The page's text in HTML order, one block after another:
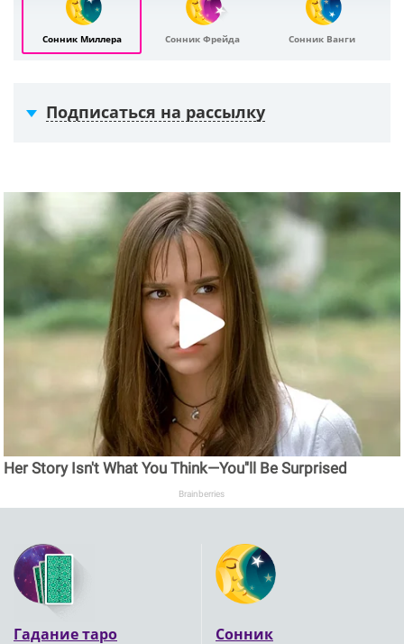
Сонник Миллера Сонник Фрейда Сонник Ванги
Подписаться на рассылку
Her Story Isn't What You Think—You''ll Be Surprised
Brainberries
Гадание таро Сонник